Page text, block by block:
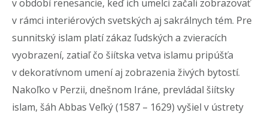
v období renesancie, keď ich umelci začali zobrazovať
v rámci interiérových svetských aj sakrálnych tém. Pre
sunnitský islam platí zákaz ľudských a zvieracích
vyobrazení, zatiaľ čo šiítska vetva islamu pripúšťa
v dekoratívnom umení aj zobrazenia živých bytostí.
Nakoľko v Perzii, dnešnom Iráne, prevládal šiítsky
islam, šáh Abbas Veľký (1587 – 1629) vyšiel v ústrety